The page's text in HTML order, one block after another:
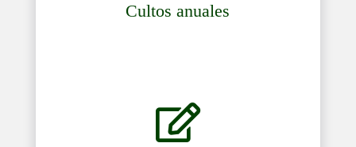
Cultos anuales
